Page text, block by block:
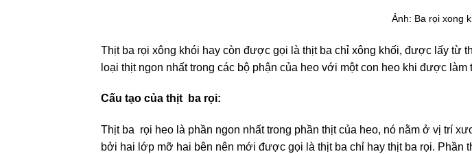
Ảnh: Ba rọi xong
Thịt ba rọi xông khói hay còn được gọi là thịt ba chỉ xông khối, được lấy từ
loại thịt ngon nhất trong các bộ phận của heo với một con heo khi được
Cấu tạo của thịt ba rọi:
Thịt ba rọi heo là phần ngon nhất trong phần thịt của heo, nó nằm ở vị trí
bởi hai lớp mỡ hai bên nên mới được gọi là thịt ba chỉ hay thịt ba rọi. Phần